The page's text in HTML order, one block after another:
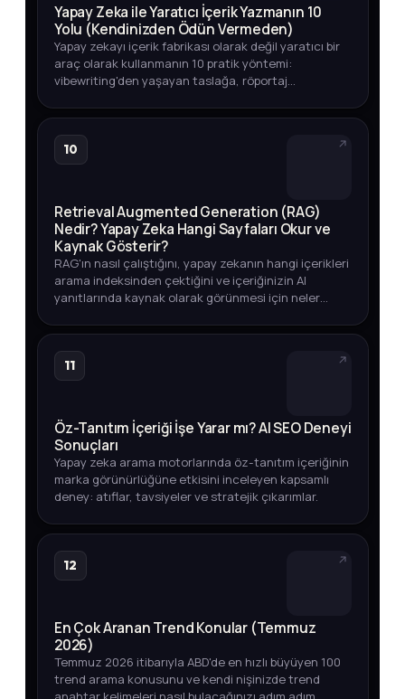
Yapay Zeka ile Yaratıcı İçerik Yazmanın 10
Yolu (Kendinizden Ödün Vermeden)
Yapay zekayı içerik fabrikası olarak değil yaratıcı bir
araç olarak kullanmanın 10 pratik yöntemi:
vibewriting'den yaşayan taslağa, röportaj
10
Retrieval Augmented Generation (RAG)
Nedir? Yapay Zeka Hangi Sayfaları Okur ve
Kaynak Gösterir?
RAG'ın nasıl çalıştığını, yapay zekanın hangi içerikleri
arama indeksinden çektiğini ve içeriğinizin AI
yanıtlarında kaynak olarak görünmesi için neler
11
Öz-Tanıtım İçeriği İşe Yarar mı? AI SEO Deneyi
Sonuçları
Yapay zeka arama motorlarında öz-tanıtım içeriğinin
marka görünürlüğüne etkisini inceleyen kapsamlı
deney: atıflar, tavsiyeler ve stratejik çıkarımlar.
12
En Çok Aranan Trend Konular (Temmuz
2026)
Temmuz 2026 itibarıyla ABD'de en hızlı büyüyen 100
trend arama konusunu ve kendi nişinizde trend